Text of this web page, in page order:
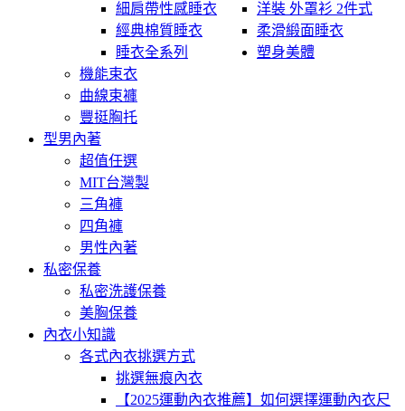
細肩帶性感睡衣
洋裝 外罩衫 2件式
經典棉質睡衣
柔滑緞面睡衣
睡衣全系列
塑身美體
機能束衣
曲線束褲
豐挺胸托
型男內著
超值任選
MIT台灣製
三角褲
四角褲
男性內著
私密保養
私密洗護保養
美胸保養
內衣小知識
各式內衣挑選方式
挑選無痕內衣
【2025運動內衣推薦】如何選擇運動內衣尺